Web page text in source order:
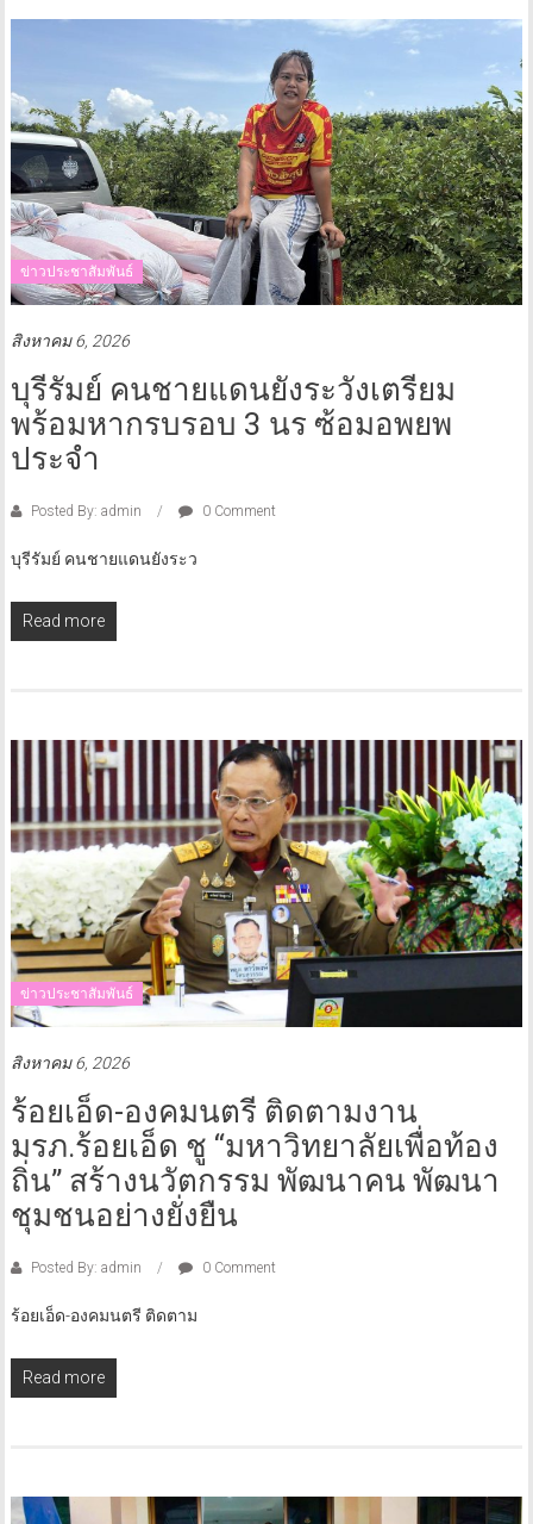
ข่าวประชาสัมพันธ์
สิงหาคม 6, 2026
บุรีรัมย์ คนชายแดนยังระวังเตรียม
พร้อมหากรบรอบ 3 นร ซ้อมอพยพ
ประจำ
Posted By: admin 0 Comment
บุรีรัมย์ คนชายแดนยังระว
Read more
ข่าวประชาสัมพันธ์
สิงหาคม 6, 2026
ร้อยเอ็ด-องคมนตรี ติดตามงาน
มรภ.ร้อยเอ็ด ชู “มหาวิทยาลัยเพื่อท้อง
ถิ่น” สร้างนวัตกรรม พัฒนาคน พัฒนา
ชุมชนอย่างยั่งยืน
Posted By: admin 0 Comment
ร้อยเอ็ด-องคมนตรี ติดตาม
Read more